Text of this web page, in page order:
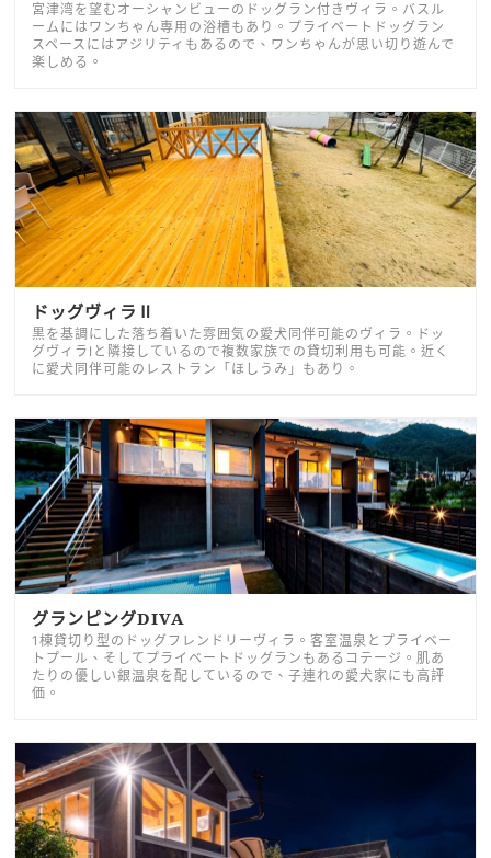
宮津湾を望むオーシャンビューのドッグラン付きヴィラ。バスル
ームにはワンちゃん専用の浴槽もあり。プライベートドッグラン
スペースにはアジリティもあるので、ワンちゃんが思い切り遊んで
楽しめる。
ドッグヴィラⅡ
黒を基調にした落ち着いた雰囲気の愛犬同伴可能のヴィラ。ドッ
グヴィラⅠと隣接しているので複数家族での貸切利用も可能。近く
に愛犬同伴可能のレストラン「ほしうみ」もあり。
グランピングDIVA
1棟貸切り型のドッグフレンドリーヴィラ。客室温泉とプライベー
トプール、そしてプライベートドッグランもあるコテージ。肌あ
たりの優しい銀温泉を配しているので、子連れの愛犬家にも高評
価。